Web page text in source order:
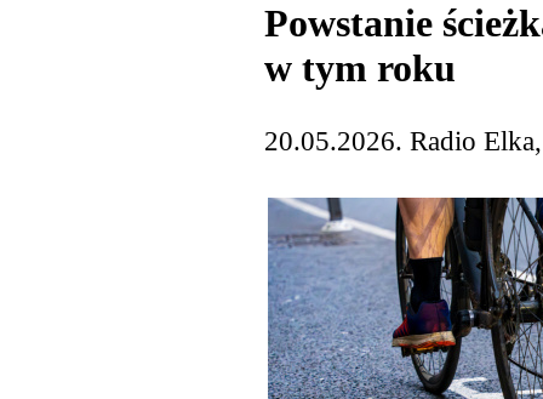
Powstanie
w tym roku
20.05.2026. Radio